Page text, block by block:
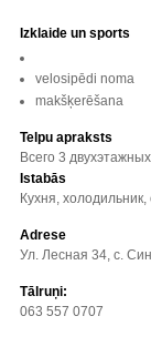
Izklaide un sports
velosipēdi noma
makšķerēšana
Telpu apraksts
Всего 3
Istabās
Кухня,
Adrese
Tālruņi:
063 557 0707